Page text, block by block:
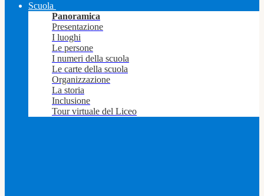
Scuola
Panoramica
Presentazione
I luoghi
Le persone
I numeri della scuola
Le carte della scuola
Organizzazione
La storia
Inclusione
Tour virtuale del Liceo